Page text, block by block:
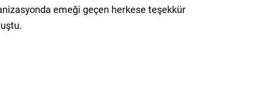
emeği geçen herkese teşekkür